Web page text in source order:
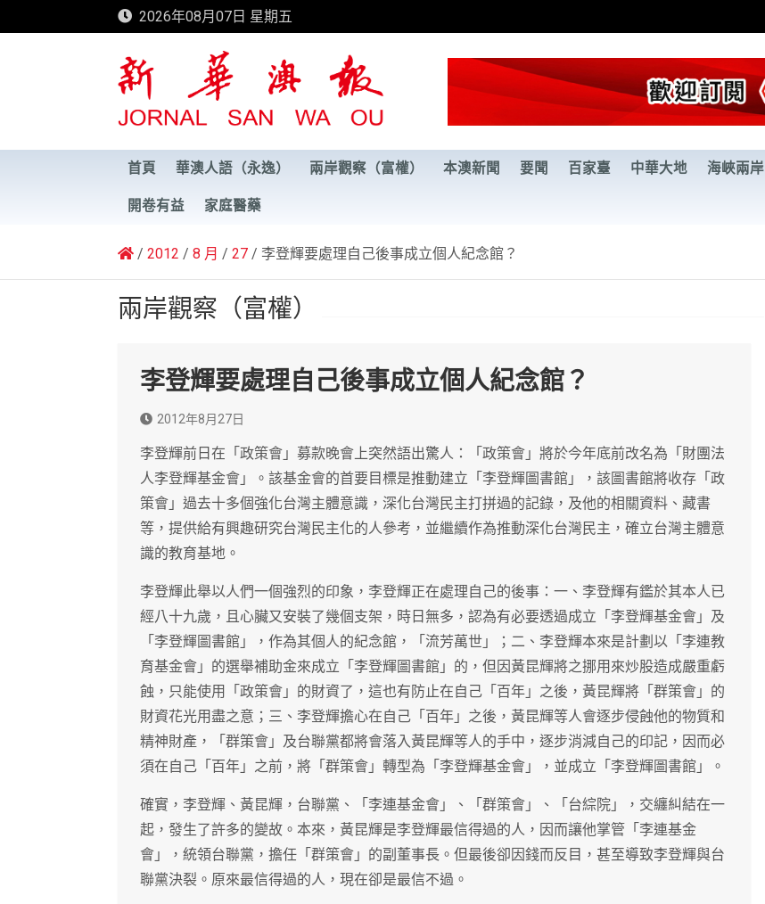
to
2026年08月07日 星期五
新華澳報
首頁 華澳人語（永逸） 兩岸觀察（富權） 本澳新聞 要聞 百家臺 中華大地 海峽兩岸
開卷有益 家庭醫藥
2012 8 月 27 李登輝要處理自己後事成立個人紀念館？
兩岸觀察（富權）
李登輝要處理自己後事成立個人紀念館？
2012年8月27日
李登輝前日在「政策會」募款晚會上突然語出驚人：「政策會」將於今年底前改名為「財團法
人李登輝基金會」。該基金會的首要目標是推動建立「李登輝圖書館」，該圖書館將收存「政
策會」過去十多個強化台灣主體意識，深化台灣民主打拼過的記錄，及他的相關資料、藏書
等，提供給有興趣研究台灣民主化的人參考，並繼續作為推動深化台灣民主，確立台灣主體意
識的教育基地。
李登輝此舉以人們一個強烈的印象，李登輝正在處理自己的後事：一、李登輝有鑑於其本人已
經八十九歲，且心臟又安裝了幾個支架，時日無多，認為有必要透過成立「李登輝基金會」及
「李登輝圖書館」，作為其個人的紀念館，「流芳萬世」；二、李登輝本來是計劃以「李連教
育基金會」的選舉補助金來成立「李登輝圖書館」的，但因黃昆輝將之挪用來炒股造成嚴重虧
蝕，只能使用「政策會」的財資了，這也有防止在自己「百年」之後，黃昆輝將「群策會」的
財資花光用盡之意；三、李登輝擔心在自己「百年」之後，黃昆輝等人會逐步侵蝕他的物質和
精神財產，「群策會」及台聯黨都將會落入黃昆輝等人的手中，逐步消減自己的印記，因而必
須在自己「百年」之前，將「群策會」轉型為「李登輝基金會」，並成立「李登輝圖書館」。
確實，李登輝、黃昆輝，台聯黨、「李連基金會」、「群策會」、「台綜院」，交纏糾結在一
起，發生了許多的變故。本來，黃昆輝是李登輝最信得過的人，因而讓他掌管「李連基金
會」，統領台聯黨，擔任「群策會」的副董事長。但最後卻因錢而反目，甚至導致李登輝與台
聯黨決裂。原來最信得過的人，現在卻是最信不過。